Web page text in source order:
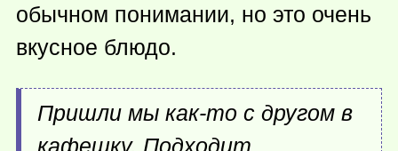
обычном понимании, но это очень
вкусное блюдо.
Пришли мы как-то с другом в
кафешку. Подходит